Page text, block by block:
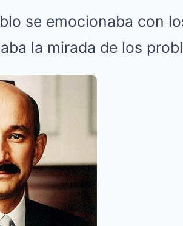
se emocionaba con
la mirada de los